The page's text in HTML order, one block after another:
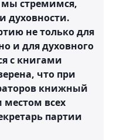
стремимся,
духовности.
не только для
и для духовного
с книгами
что при
книжный
всех
партии